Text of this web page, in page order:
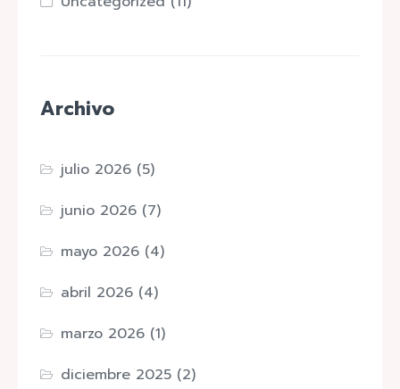
Archivo
julio 2026 (5)
junio 2026 (7)
mayo 2026 (4)
abril 2026 (4)
marzo 2026 (1)
diciembre 2025 (2)